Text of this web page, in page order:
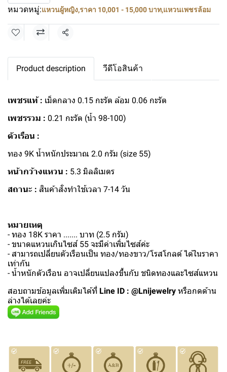
หมวดหมู่:แหวนผู้หญิง,ราคา 10,001 - 15,000 บาท,แหวนเพชรล้อม
แชร์
Product description วีดีโอสินค้า
เพชรแท้ : เม็ดกลาง 0.15 กะรัต ล้อม 0.06 กะรัต
เพชรรวม : 0.21 กะรัต (น้ำ 98-100)
ตัวเรือน :
ทอง 9K น้ำหนักประมาณ 2.0 กรัม (size 55)
หน้ากว้างแหวน : 5.3 มิลลิเมตร
สถานะ : สินค้าสั่งทำใช้เวลา 7-14 วัน
หมายเหตุ
- ทอง 18K ราคา ....... บาท (2.5 กรัม)
- ขนาดแหวนเกินไซส์ 55 จะมีค่าเพิ่มไซส์ค่ะ
- สามารถเปลี่ยนตัวเรือนเป็น ทอง/ทองขาว/โรสโกลด์ ได้ในราคา
เท่ากัน
- น้ำหนักตัวเรือน อาจเปลี่ยนแปลงขึ้นกับ ชนิดทองและไซส์แหวน
สอบถามข้อมูลเพิ่มเติมได้ที่ Line ID : @Lnijewelry หรือกดด้าน
ล่างได้เลยค่ะ